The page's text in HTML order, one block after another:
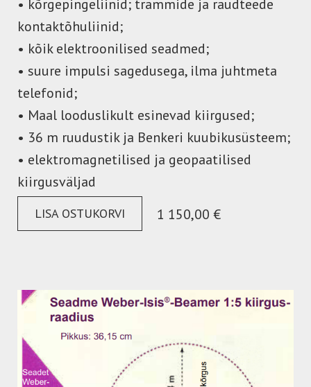
• kõrgepingeliinid; trammide ja raudteede
kontaktõhuliinid;
• kõik elektroonilised seadmed;
• suure impulsi sagedusega, ilma juhtmeta
telefonid;
• Maal looduslikult esinevad kiirgused;
• 36 m ruudustik ja Benkeri kuubikusüsteem;
• elektromagnetilised ja geopaatilised
kiirgusväljad
LISA OSTUKORVI 1 150,00 €